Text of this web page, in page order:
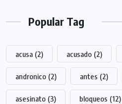
Popular Tag
acusa (2) acusado (2)
andronico (2) antes (2)
asesinato (3) bloqueos (12)